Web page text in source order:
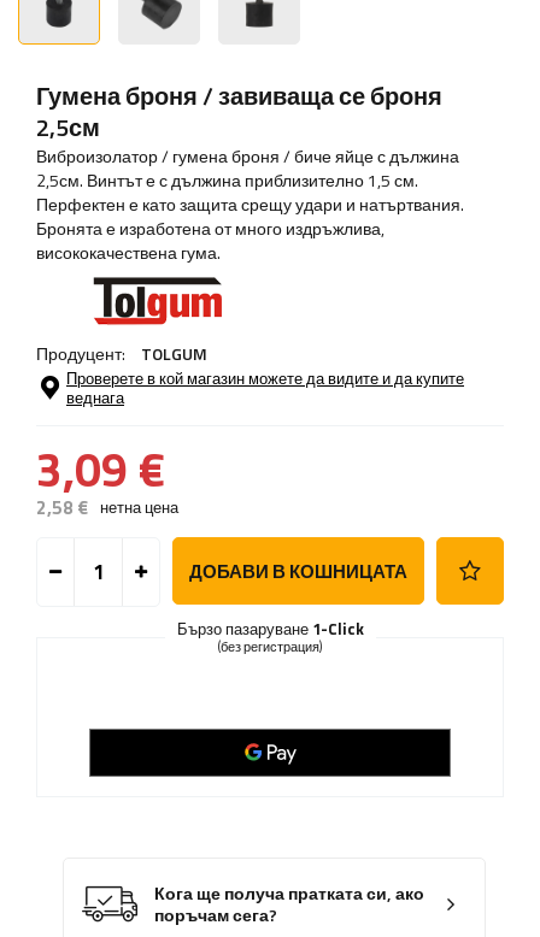
Гумена броня / завиваща се броня
2,5см
Виброизолатор / гумена броня / биче яйце с дължина
2,5см. Винтът е с дължина приблизително 1,5 см.
Перфектен е като защита срещу удари и натъртвания.
Бронята е изработена от много издръжлива,
висококачествена гума.
Продуцент: TOLGUM
Проверете в кой магазин можете да видите и да купите
веднага
3,09 €
2,58 € нетна цена
ДОБАВИ В КОШНИЦАТА
Бързо пазаруване 1-Click
(без регистрация)
Кога ще получа пратката си, ако
поръчам сега?